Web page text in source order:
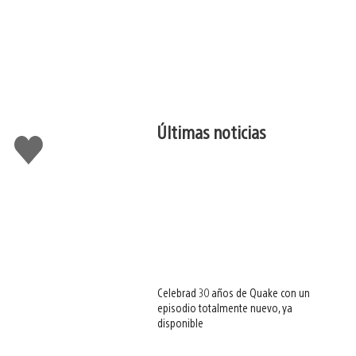
Me
gusta
Últimas noticias
Celebrad 30 años de Quake con un
episodio totalmente nuevo, ya
disponible